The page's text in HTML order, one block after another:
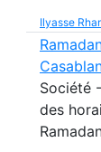
Ilyasse
Société
des